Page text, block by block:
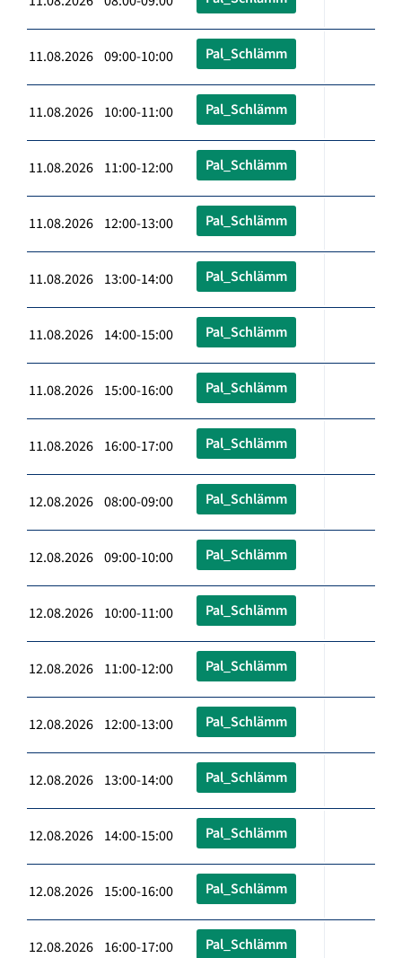
11.08.2026 09:00-10:00 Pal_Schlämm
11.08.2026 10:00-11:00 Pal_Schlämm
11.08.2026 11:00-12:00 Pal_Schlämm
11.08.2026 12:00-13:00 Pal_Schlämm
11.08.2026 13:00-14:00 Pal_Schlämm
11.08.2026 14:00-15:00 Pal_Schlämm
11.08.2026 15:00-16:00 Pal_Schlämm
11.08.2026 16:00-17:00 Pal_Schlämm
12.08.2026 08:00-09:00 Pal_Schlämm
12.08.2026 09:00-10:00 Pal_Schlämm
12.08.2026 10:00-11:00 Pal_Schlämm
12.08.2026 11:00-12:00 Pal_Schlämm
12.08.2026 12:00-13:00 Pal_Schlämm
12.08.2026 13:00-14:00 Pal_Schlämm
12.08.2026 14:00-15:00 Pal_Schlämm
12.08.2026 15:00-16:00 Pal_Schlämm
12.08.2026 16:00-17:00 Pal_Schlämm